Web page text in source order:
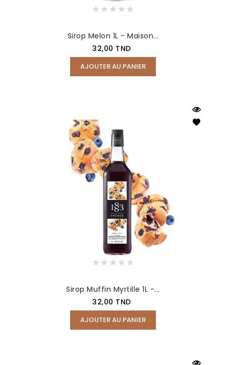
Sirop Melon 1L - Maison...
Prix
32,00 TND
AJOUTER AU PANIER
Sirop Muffin Myrtille 1L -...
Prix
32,00 TND
AJOUTER AU PANIER